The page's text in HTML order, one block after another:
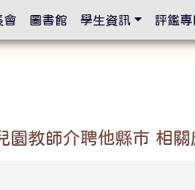
教師介聘他縣市 相關
會 圖書館 學生資訊 評鑑專